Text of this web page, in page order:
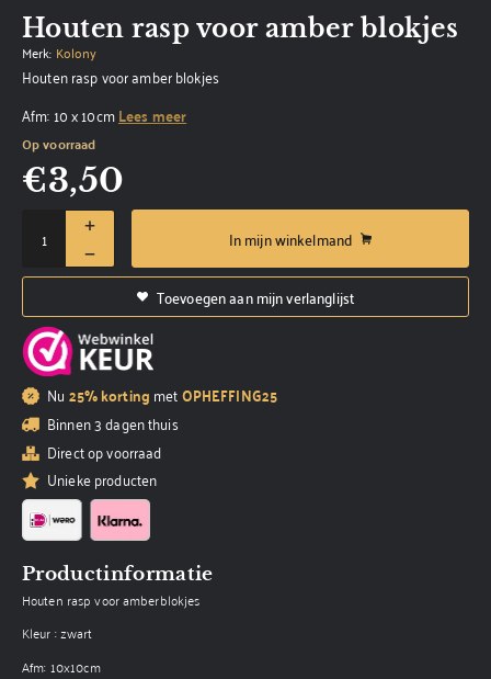
Houten rasp voor amber blokjes
Merk: Kolony
Houten rasp voor amber blokjes
Afm: 10 x 10cmLees meer
Op voorraad
€3,50
In mijn winkelmand
Toevoegen aan mijn verlanglijst
Nu 25% korting metOPHEFFING25
Binnen 3 dagen thuis
Direct op voorraad
Unieke producten
Productinformatie
Houten rasp voor amberblokjes
Kleur : zwart
Afm: 10x10cm